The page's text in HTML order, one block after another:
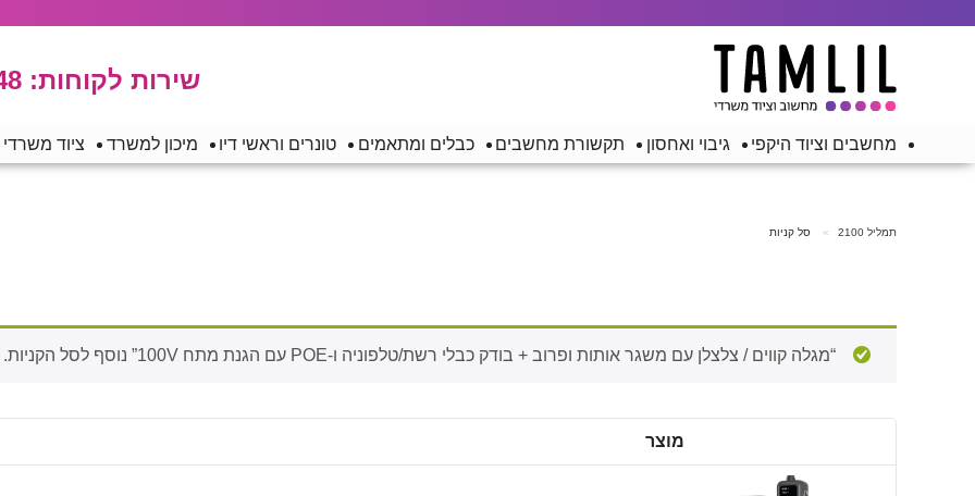
שירות לקוחות:
מחשבים וציוד היקפי גיבוי ואחסון תקשורת מחשבים כבלים ומתאמים טונרים וראשי דיו מיכון למשרד ציוד משרדי
תמליל 2100 סל קניות
“מגלה קווים / צלצלן עם משגר אותות ופרוב + בודק כבלי רשת/טלפוניה ו-POE עם הגנת מתח 100V” נוסף לסל הקניות.
ממוזערת
מוצר